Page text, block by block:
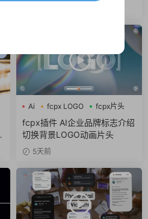
Ai fcpx LOGO fcpx片头
fcpx插件 AI企业品牌标志介绍
切换背景LOGO动画片头
5天前